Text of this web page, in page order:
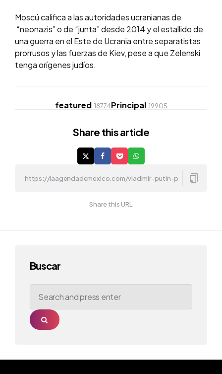
Moscú califica a las autoridades ucranianas de
“neonazis” o de “junta” desde 2014 y el estallido de
una guerra en el Este de Ucrania entre separatistas
prorrusos y las fuerzas de Kiev, pese a que Zelenski
tenga orígenes judíos.
featured 18774Principal 19905
Share this article
Share this URL
Buscar
Search
for:
Search